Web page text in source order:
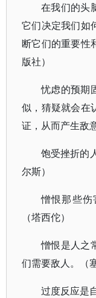
在我们的头
它们决定我们如
断它们的重要性
版社）
忧虑的预期
似，猜疑就会在
证，从而产生敌
饱受挫折的
尔斯）
憎恨那些伤
（塔西佗）
憎恨是人之
们需要敌人。（
过度反应是